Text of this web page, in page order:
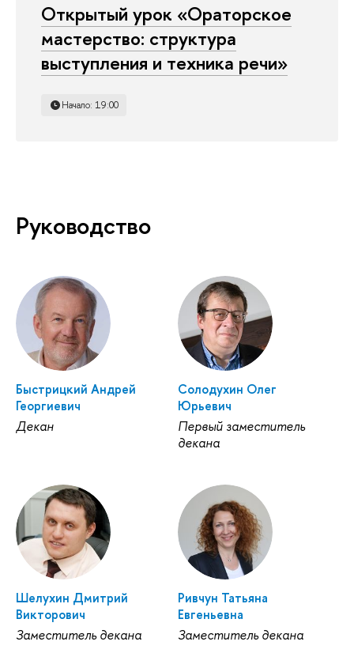
Открытый урок «Ораторское
мастерство: структура
выступления и техника речи»
Начало: 19:00
Руководство
Быстрицкий Андрей
Георгиевич
Декан
Солодухин Олег
Юрьевич
Первый заместитель
декана
Шелухин Дмитрий
Викторович
Заместитель декана
Ривчун Татьяна
Евгеньевна
Заместитель декана